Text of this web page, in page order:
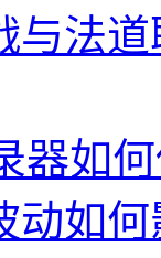
与法
器如
动如